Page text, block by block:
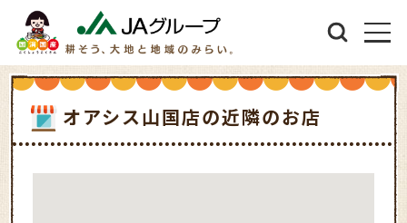
オアシス山国店の近隣のお店